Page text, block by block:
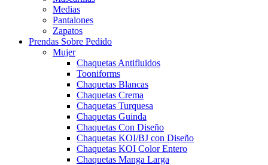
Medias
Pantalones
Zapatos
Prendas Sobre Pedido
Mujer
Chaquetas Antifluidos
Tooniforms
Chaquetas Blancas
Chaquetas Crema
Chaquetas Turquesa
Chaquetas Guinda
Chaquetas Con Diseño
Chaquetas KOI/BJ con Diseño
Chaquetas KOI Color Entero
Chaquetas Manga Larga